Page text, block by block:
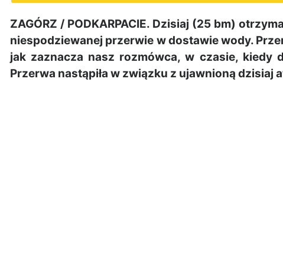
ZAGÓRZ / PODKARPACIE. Dzisiaj (25 bm)
niespodziewanej przerwie w dostawie wody.
jak zaznacza nasz rozmówca, w czasie, kiedy
Przerwa nastąpiła w związku z ujawnioną dzisiaj